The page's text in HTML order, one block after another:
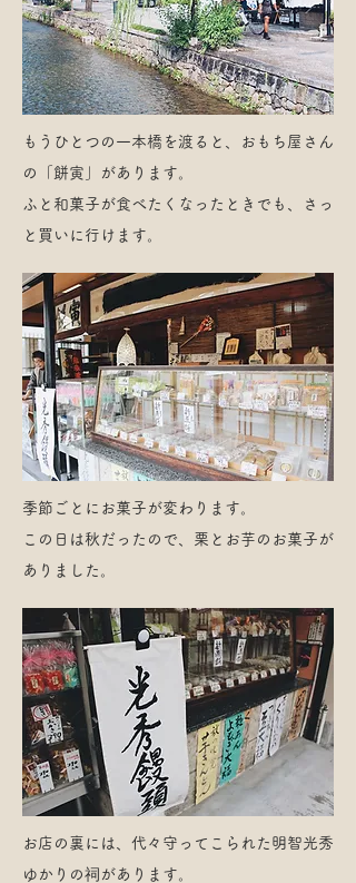
もうひとつの一本橋を渡ると、おもち屋さん
の「餅寅」があります。
ふと和菓子が食べたくなったときでも、さっ
と買いに行けます。
季節ごとにお菓子が変わります。
この日は秋だったので、栗とお芋のお菓子が
ありました。
お店の裏には、代々守ってこられた明智光秀
ゆかりの祠があります。